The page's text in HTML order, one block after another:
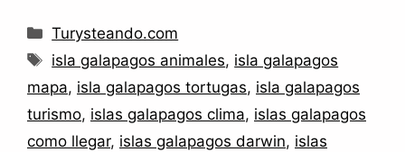
Categorías
Turysteando.com
Etiquetas
isla galapagos animales, isla galapagos
mapa, isla galapagos tortugas, isla galapagos
turismo, islas galapagos clima, islas galapagos
como llegar, islas galapagos darwin, islas